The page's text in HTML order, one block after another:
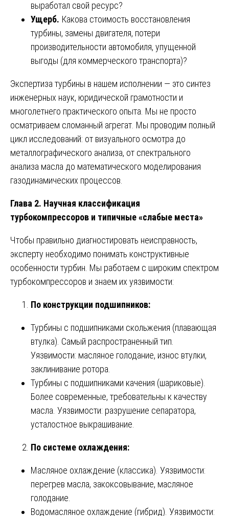
выработал свой ресурс?
Ущерб. Какова стоимость восстановления
турбины, замены двигателя, потери
производительности автомобиля, упущенной
выгоды (для коммерческого транспорта)?
Экспертиза турбины в нашем исполнении — это синтез
инженерных наук, юридической грамотности и
многолетнего практического опыта. Мы не просто
осматриваем сломанный агрегат. Мы проводим полный
цикл исследований: от визуального осмотра до
металлографического анализа, от спектрального
анализа масла до математического моделирования
газодинамических процессов.
Глава 2. Научная классификация
турбокомпрессоров и типичные «слабые места»
Чтобы правильно диагностировать неисправность,
эксперту необходимо понимать конструктивные
особенности турбин. Мы работаем с широким спектром
турбокомпрессоров и знаем их уязвимости:
По конструкции подшипников:
Турбины с подшипниками скольжения (плавающая
втулка). Самый распространенный тип.
Уязвимости: масляное голодание, износ втулки,
заклинивание ротора.
Турбины с подшипниками качения (шариковые).
Более современные, требовательны к качеству
масла. Уязвимости: разрушение сепаратора,
усталостное выкрашивание.
По системе охлаждения:
Масляное охлаждение (классика). Уязвимости:
перегрев масла, закоксовывание, масляное
голодание.
Водомасляное охлаждение (гибрид). Уязвимости: